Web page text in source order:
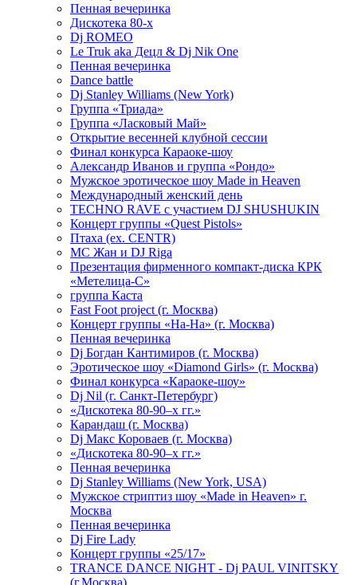
Пенная вечеринка
Дискотека 80-х
Dj ROMEO
Le Truk aka Децл & Dj Nik One
Пенная вечеринка
Dance battle
Dj Stanley Williams (New York)
Группа «Триада»
Группа «Ласковый Май»
Открытие весенней клубной сессии
Финал конкурса Караоке-шоу
Александр Иванов и группа «Рондо»
Мужское эротическое шоу Made in Heaven
Международный женский день
TECHNO RAVE с участием DJ SHUSHUKIN
Концерт группы «Quest Pistols»
Птаха (ex. CENTR)
МС Жан и DJ Riga
Презентация фирменного компакт-диска КРК
«Метелица-С»
группа Каста
Fast Foot project (г. Москва)
Концерт группы «На-На» (г. Москва)
Пенная вечеринка
Dj Богдан Кантимиров (г. Москва)
Эротическое шоу «Diamond Girls» (г. Москва)
Финал конкурса «Караоке-шоу»
Dj Nil (г. Санкт-Петербург)
«Дискотека 80-90–х гг.»
Карандаш (г. Москва)
Dj Макс Короваев (г. Москва)
«Дискотека 80-90–х гг.»
Пенная вечеринка
Dj Stanley Williams (New York, USA)
Мужское стриптиз шоу «Made in Heaven» г.
Москва
Пенная вечеринка
Dj Fire Lady
Концерт группы «25/17»
TRANCE DANCE NIGHT - Dj PAUL VINITSKY
(г.Москва)